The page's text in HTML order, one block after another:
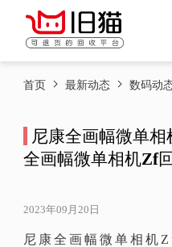
首页 最新动态 数码动
尼康全画幅微单
全画幅微单相机Zf
2023年09月20日
尼康全画幅微单相机